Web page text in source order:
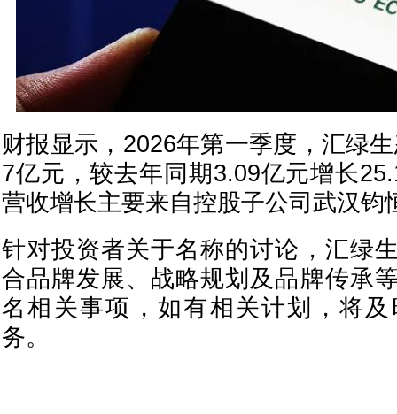
财报显示，2026年第一季度，汇绿
7亿元，较去年同期3.09亿元增长
营收增长主要来自控股子公司武汉钧
针对投资者关于名称的讨论，汇绿
合品牌发展、战略规划及品牌传承
名相关事项，如有相关计划，将
务。